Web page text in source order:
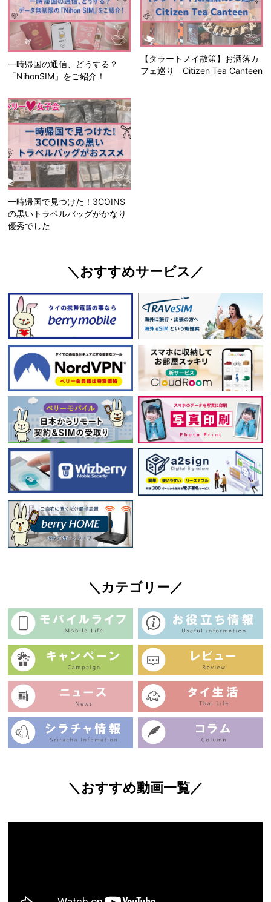
一時帰国の通信、どうする？
「NihonSIM」をご紹介！
【タラートノイ散策】お洒落カ
フェ巡り Citizen Tea Canteen
一時帰国で見つけた！3COINS
の黒いトラベルバッグがかなり
優秀でした
＼おすすめサービス／
＼カテゴリー／
＼おすすめ動画一覧／